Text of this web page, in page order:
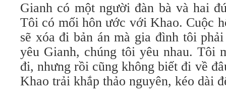
Gianh có một người đàn bà và hai
Tôi có mối hôn ước với Khao. Cuộc
sẽ xóa đi bản án mà gia đình tôi
yêu Gianh, chúng tôi yêu nhau. Tôi
đi, nhưng rồi cũng không biết đi về
Khao trải khắp thảo nguyên, kéo dài